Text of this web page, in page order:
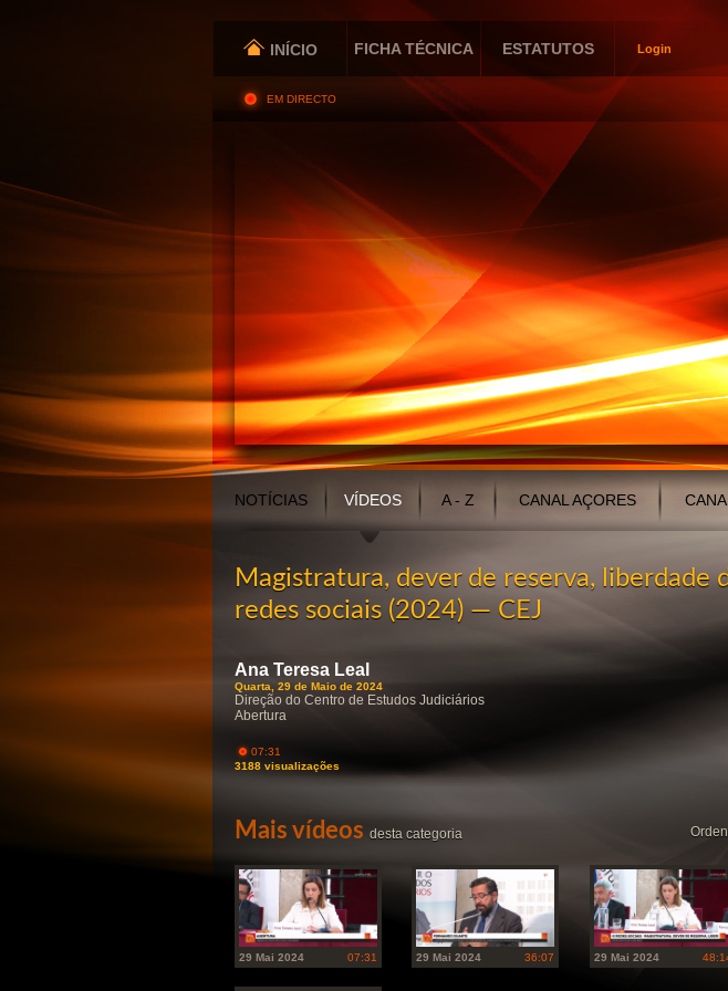
INÍCIO FICHA TÉCNICA ESTATUTOS Login
EM DIRECTO
NOTÍCIAS VÍDEOS A - Z CANAL AÇORES
Magistratura, dever de reserva, liberdade
redes sociais (2024) — CEJ
Ana Teresa Leal
Quarta, 29 de Maio de 2024
Direção do Centro de Estudos Judiciários
Abertura
07:31
3188 visualizações
Mais vídeos desta categoria
29 Mai 2024 07:31 29 Mai 2024 36:07 29 Mai 2024